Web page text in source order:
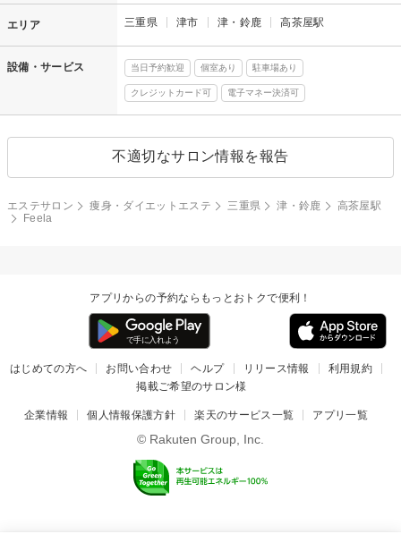
エリア 三重県 津市 津・鈴鹿 高茶屋駅
設備・サービス 当日予約歓迎 個室あり 駐車場あり
クレジットカード可 電子マネー決済可
不適切なサロン情報を報告
エステサロン 痩身・ダイエットエステ 三重県 津・鈴鹿
高茶屋駅
Feela
アプリからの予約ならもっとおトクで便利！
はじめての方へ お問い合わせ ヘルプ リリース情報
利用規約
掲載ご希望のサロン様
企業情報 個人情報保護方針 楽天のサービス一覧 アプリ一覧
© Rakuten Group, Inc.